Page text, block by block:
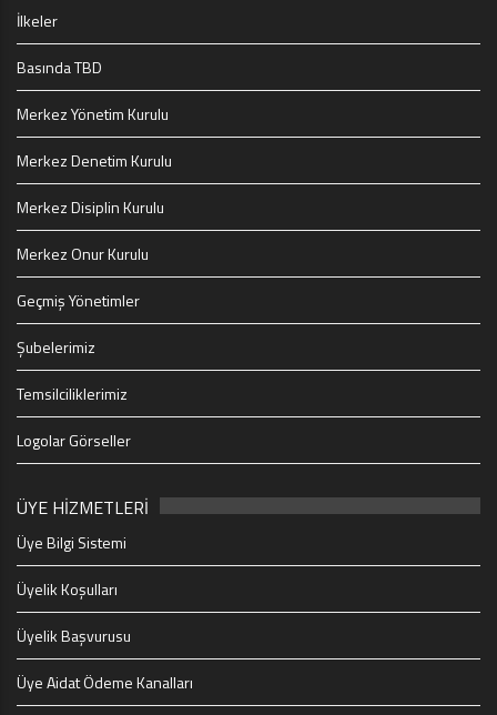
İlkeler
Basında TBD
Merkez Yönetim Kurulu
Merkez Denetim Kurulu
Merkez Disiplin Kurulu
Merkez Onur Kurulu
Geçmiş Yönetimler
Şubelerimiz
Temsilciliklerimiz
Logolar Görseller
ÜYE HİZMETLERİ
Üye Bilgi Sistemi
Üyelik Koşulları
Üyelik Başvurusu
Üye Aidat Ödeme Kanalları